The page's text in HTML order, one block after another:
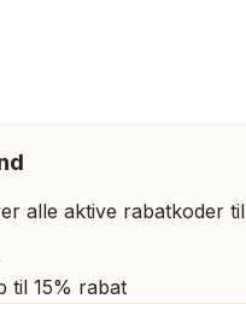
alle aktive rabatkoder til
til 15% rabat